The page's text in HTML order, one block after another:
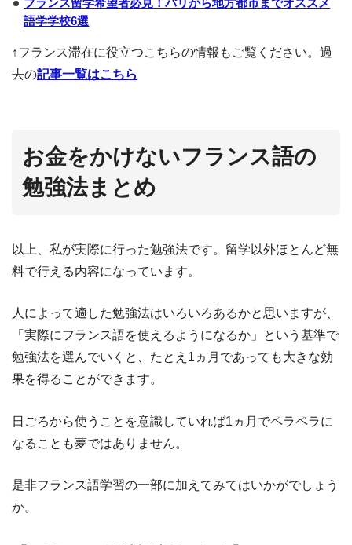
語学学校6選
↑フランス滞在に役立つこちらの情報もご覧ください。過
去の記事一覧はこちら
お金をかけないフランス語の
勉強法まとめ
以上、私が実際に行った勉強法です。留学以外ほとんど無
料で行える内容になっています。
人によって適した勉強法はいろいろあるかと思いますが、
「実際にフランス語を使えるようになるか」という基準で
勉強法を選んでいくと、たとえ1ヵ月であっても大きな効
果を得ることができます。
日ごろから使うことを意識していれば1ヵ月でペラペラに
なることも夢ではありません。
是非フランス語学習の一部に加えてみてはいかがでしょう
か。